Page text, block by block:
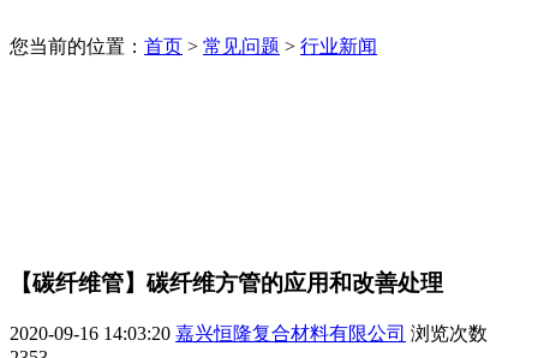
您当前的位置： 首页 > 常见问题 > 行业新闻
【碳纤维管】碳纤维方管的应用和改善处理
2020-09-16 14:03:20 嘉兴恒隆复合材料有限公司 浏览次数